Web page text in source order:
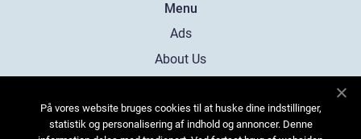
Menu
Ads
About Us
Contact
På vores website bruges cookies til at huske dine indstillinger,
statistik og personalisering af indhold og annoncer. Denne